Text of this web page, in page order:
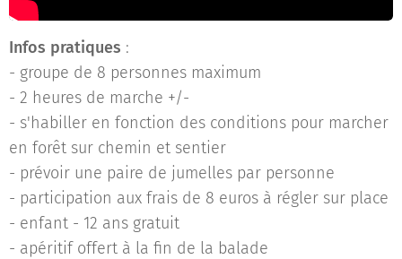
Infos pratiques :
- groupe de 8 personnes maximum
- 2 heures de marche +/-
- s'habiller en fonction des conditions pour marcher
en forêt sur chemin et sentier
- prévoir une paire de jumelles par personne
- participation aux frais de 8 euros à régler sur place
- enfant - 12 ans gratuit
- apéritif offert à la fin de la balade